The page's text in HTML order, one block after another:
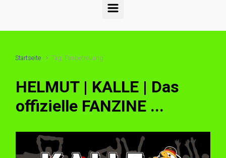
Startseite Tag: Fanbetreuung
HELMUT | KALLE | Das
offizielle FANZINE ...